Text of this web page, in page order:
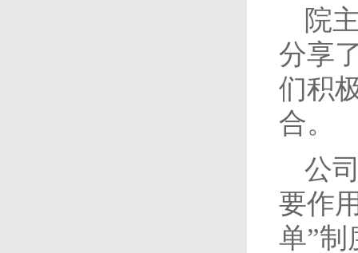
院
分享
们积
合。
公
要作
单”制